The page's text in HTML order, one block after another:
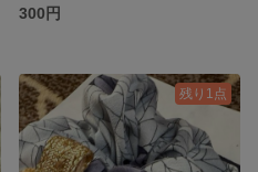
300円
残り1点